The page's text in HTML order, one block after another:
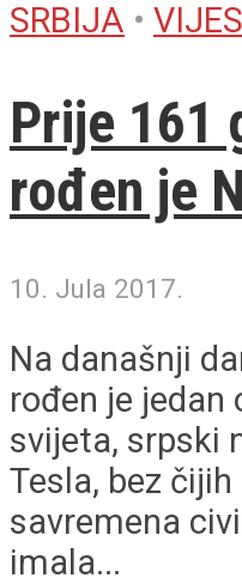
SRBIJA •
Prije 161
rođen je
10. Jula 2017.
Na današnji
rođen je jedan
svijeta, srpski
Tesla, bez
savremena
imala...